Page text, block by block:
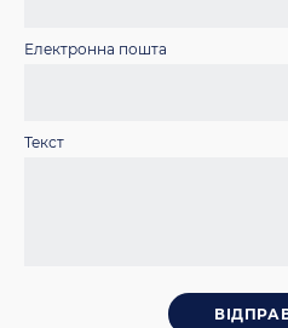
Електронна пошта
Текст